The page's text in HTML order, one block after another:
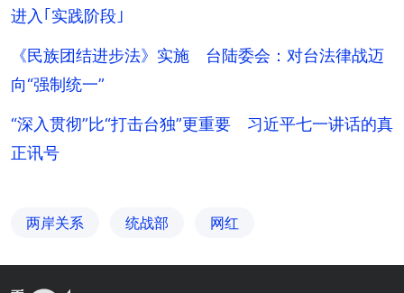
进入｢实践阶段｣
《民族团结进步法》实施 台陆委会：对台法律战迈
向“强制统一”
“深入贯彻”比“打击台独”更重要 习近平七一讲话的真
正讯号
两岸关系 统战部 网红